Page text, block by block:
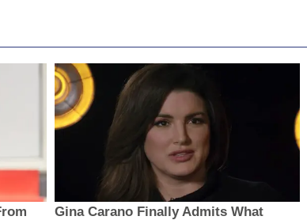
Gina Carano Finally Admits What